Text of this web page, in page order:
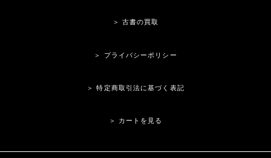
＞ 古書の買取
＞ プライバシーポリシー
＞ 特定商取引法に基づく表記
＞ カートを見る